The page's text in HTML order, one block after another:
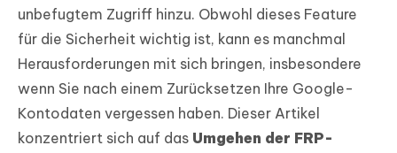
unbefugtem Zugriff hinzu. Obwohl dieses Feature
für die Sicherheit wichtig ist, kann es manchmal
Herausforderungen mit sich bringen, insbesondere
wenn Sie nach einem Zurücksetzen Ihre Google-
Kontodaten vergessen haben. Dieser Artikel
konzentriert sich auf das Umgehen der FRP-